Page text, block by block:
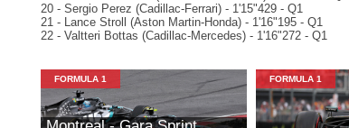
20 - Sergio Perez (Cadillac-Ferrari) - 1'15"429 - Q1
21 - Lance Stroll (Aston Martin-Honda) - 1'16"195 - Q1
22 - Valtteri Bottas (Cadillac-Mercedes) - 1'16"272 - Q1
FORMULA 1 FORMULA 1